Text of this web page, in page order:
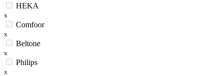
HEKA
x
Comfoor
x
Beltone
x
Philips
x